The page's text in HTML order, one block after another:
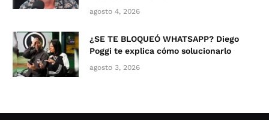
agosto 4, 2026
¿SE TE BLOQUEÓ WHATSAPP? Diego
Poggi te explica cómo solucionarlo
agosto 3, 2026